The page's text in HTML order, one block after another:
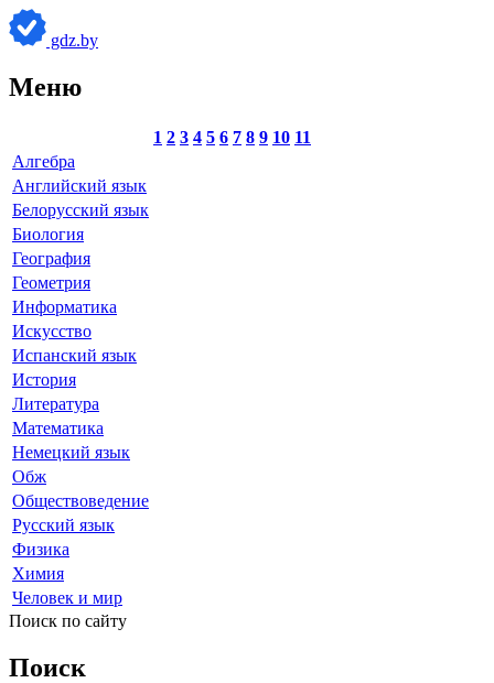
gdz.by
Меню
1 2 3 4 5 6 7 8 9 10 11
Алгебра
Английский язык
Белорусский язык
Биология
География
Геометрия
Информатика
Искусство
Испанский язык
История
Литература
Математика
Немецкий язык
Обж
Обществоведение
Русский язык
Физика
Химия
Человек и мир
Поиск по сайту
Поиск